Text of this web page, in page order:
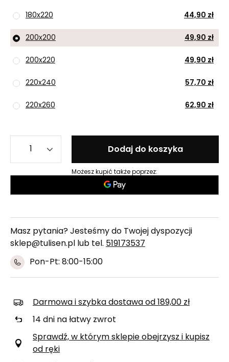
180x220 44,90 zł
200x200 49,90 zł
200x220 49,90 zł
220x240 57,70 zł
220x260 62,90 zł
Dodaj do koszyka
Możesz kupić także poprzez:
Masz pytania? Jesteśmy do Twojej dyspozycji
sklep@tulisen.pl lub tel. 519173537
Pon-Pt: 8:00-15:00
Darmowa i szybka dostawa od 189,00 zł
14 dni na łatwy zwrot
Sprawdź, w którym sklepie obejrzysz i kupisz
od ręki